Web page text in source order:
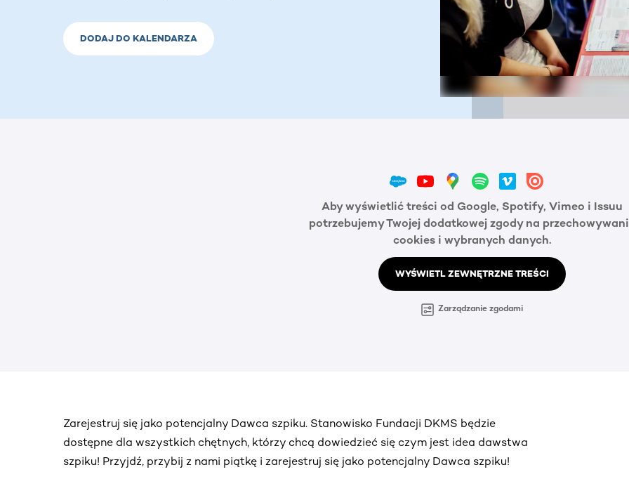
DODAJ DO KALENDARZA
Aby wyświetlić treści od Google, Spotify, Vimeo i Issuu
potrzebujemy Twojej dodatkowej zgody na
cookies i wybranych danych.
WYŚWIETL ZEWNĘTRZNE TREŚCI
Zarządzanie zgodami
Zarejestruj się jako potencjalny Dawca szpiku. Stanowisko Fundacji DKMS będzie
dostępne dla wszystkich chętnych, którzy chcą dowiedzieć się czym jest idea dawstwa
szpiku! Przyjdź, przybij z nami piątkę i zarejestruj się jako potencjalny Dawca szpiku!